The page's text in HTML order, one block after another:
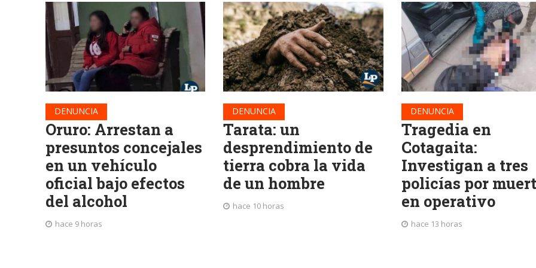
DENUNCIA
Oruro: Arrestan a
presuntos concejales
en un vehículo
oficial bajo efectos
del alcohol
hace 9 horas
DENUNCIA
Tarata: un
desprendimiento de
tierra cobra la vida
de un hombre
hace 10 horas
DENUNCIA
Tragedia en
Cotagaita:
Investigan a tres
policías por
en operativo
hace 13 horas